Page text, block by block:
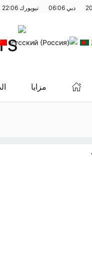
دبي06:06 نيويورك22:06
مزايا